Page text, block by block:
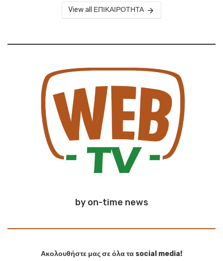
View all ΕΠΙΚΑΙΡΟΤΗΤΑ
by on-time news
Ακολουθήστε μας σε όλα τα social media!